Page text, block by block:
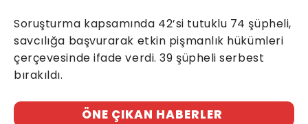
Soruşturma kapsamında 42’si tutuklu 74 şüpheli,
savcılığa başvurarak etkin pişmanlık hükümleri
çerçevesinde ifade verdi. 39 şüpheli serbest
bırakıldı.
ÖNE ÇIKAN HABERLER